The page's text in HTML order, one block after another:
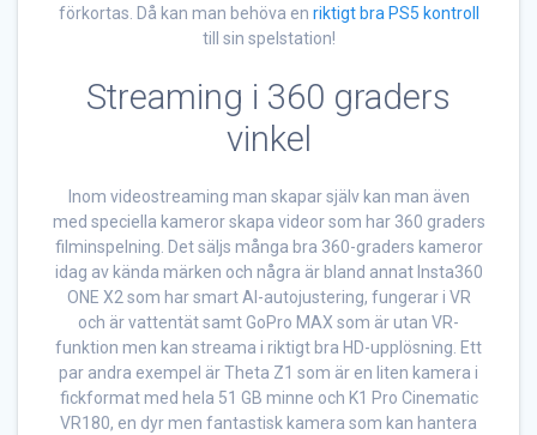
förkortas. Då kan man behöva en riktigt bra PS5 kontroll
till sin spelstation!
Streaming i 360 graders
vinkel
Inom videostreaming man skapar själv kan man även
med speciella kameror skapa videor som har 360 graders
filminspelning. Det säljs många bra 360-graders kameror
idag av kända märken och några är bland annat Insta360
ONE X2 som har smart AI-autojustering, fungerar i VR
och är vattentät samt GoPro MAX som är utan VR-
funktion men kan streama i riktigt bra HD-upplösning. Ett
par andra exempel är Theta Z1 som är en liten kamera i
fickformat med hela 51 GB minne och K1 Pro Cinematic
VR180, en dyr men fantastisk kamera som kan hantera